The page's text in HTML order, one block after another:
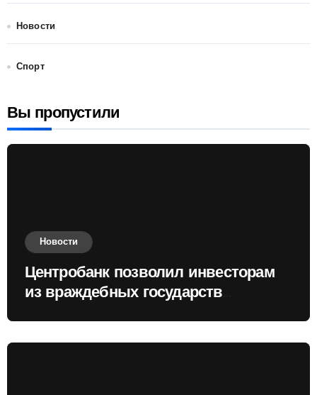
Новости
Спорт
Вы пропустили
Новости
Центробанк позволил инвесторам
из враждебных государств